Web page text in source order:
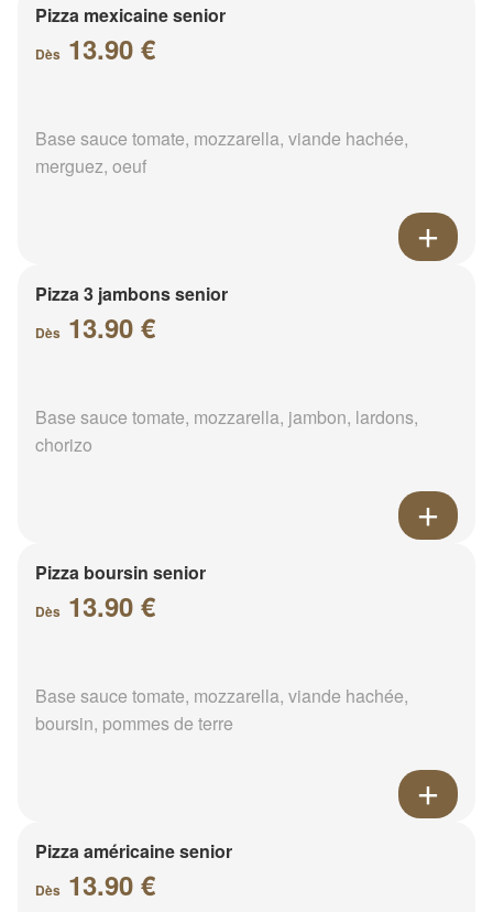
Pizza mexicaine senior
Dès 13.90 €
Base sauce tomate, mozzarella, viande hachée,
merguez, oeuf
Pizza 3 jambons senior
Dès 13.90 €
Base sauce tomate, mozzarella, jambon, lardons,
chorizo
Pizza boursin senior
Dès 13.90 €
Base sauce tomate, mozzarella, viande hachée,
boursin, pommes de terre
Pizza américaine senior
Dès 13.90 €